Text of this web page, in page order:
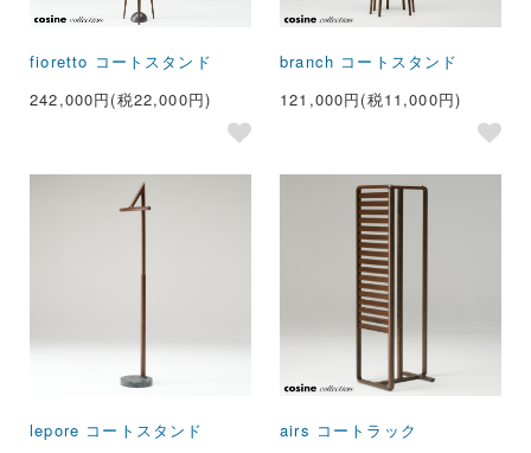
fioretto コートスタンド
242,000円(税22,000円)
branch コートスタンド
121,000円(税11,000円)
lepore コートスタンド
airs コートラック